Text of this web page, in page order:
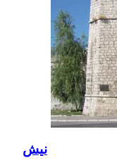
نيش